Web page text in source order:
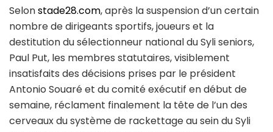
Selonstade28.com, après la suspension d’un certain
nombre de dirigeants sportifs, joueurs et la
destitution du sélectionneur national du Syli seniors,
Paul Put, les membres statutaires, visiblement
insatisfaits des décisions prises par le président
Antonio Souaré et du comité exécutif en début de
semaine, réclament finalement la tête de l’un des
cerveaux du système de rackettage au sein du Syli